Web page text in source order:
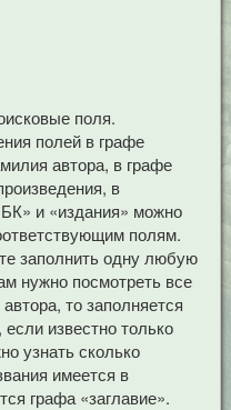
поля.
полей в графе
автора, в графе
в
и «издания» можно
полям.
заполнить одну любую
нужно посмотреть все
то заполняется
известно только
узнать сколько
имеется в
графа «заглавие».